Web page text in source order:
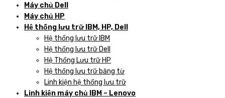
Máy chủ Dell
Máy chủ HP
Hệ thống lưu trữ IBM, HP, Dell
Hệ thống lưu trữ IBM
Hệ thống lưu trữ Dell
Hệ Thống Lưu trữ HP
Hệ thống lưu trữ băng từ
Linh kiện hệ thống lưu trữ
Linh kiện máy chủ IBM – Lenovo